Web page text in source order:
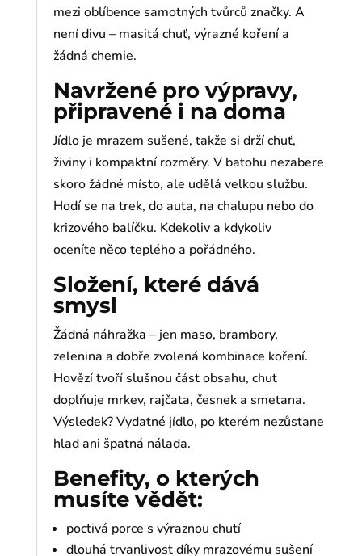
mezi oblíbence samotných tvůrců značky. A
není divu – masitá chuť, výrazné koření a
žádná chemie.
Navržené pro výpravy,
připravené i na doma
Jídlo je mrazem sušené, takže si drží chuť,
živiny i kompaktní rozměry. V batohu nezabere
skoro žádné místo, ale udělá velkou službu.
Hodí se na trek, do auta, na chalupu nebo do
krizového balíčku. Kdekoliv a kdykoliv
oceníte něco teplého a pořádného.
Složení, které dává
smysl
Žádná náhražka – jen maso, brambory,
zelenina a dobře zvolená kombinace koření.
Hovězí tvoří slušnou část obsahu, chuť
doplňuje mrkev, rajčata, česnek a smetana.
Výsledek? Vydatné jídlo, po kterém nezůstane
hlad ani špatná nálada.
Benefity, o kterých
musíte vědět:
poctivá porce s výraznou chutí
dlouhá trvanlivost díky mrazovému sušení